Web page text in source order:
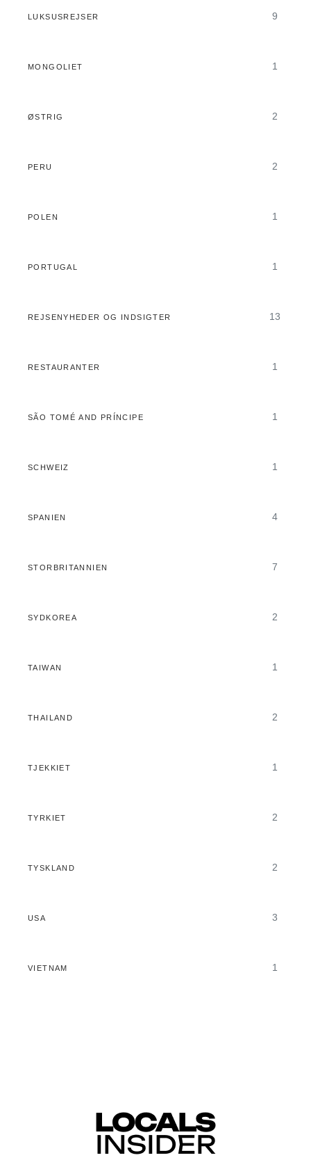
LUKSUSREJSER 9
MONGOLIET 1
ØSTRIG 2
PERU 2
POLEN 1
PORTUGAL 1
REJSENYHEDER OG INDSIGTER 13
RESTAURANTER 1
SÃO TOMÉ AND PRÍNCIPE 1
SCHWEIZ 1
SPANIEN 4
STORBRITANNIEN 7
SYDKOREA 2
TAIWAN 1
THAILAND 2
TJEKKIET 1
TYRKIET 2
TYSKLAND 2
USA 3
VIETNAM 1